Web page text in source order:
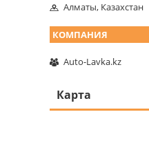
Алматы, Казахстан
Auto-Lavka.kz
Карта